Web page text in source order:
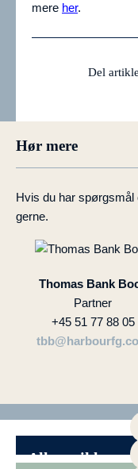
mere her.
Del
Hør mere
Hvis du har spørgsmål
gerne.
Thomas Bank
Partner
+45 51 77 88 05
Alle artikler